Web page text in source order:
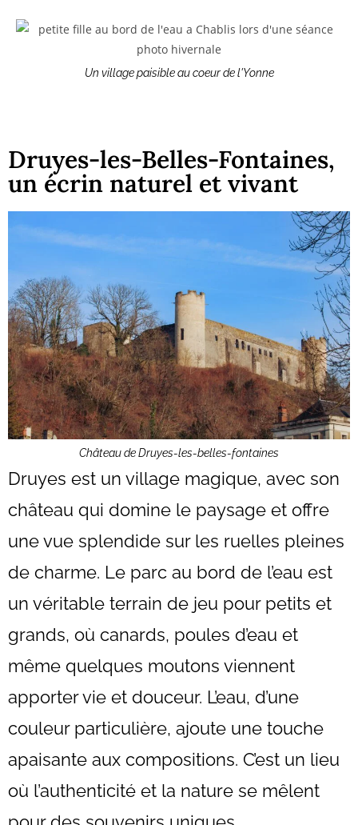
Un village paisible au coeur de l'Yonne
Druyes-les-Belles-Fontaines,
un écrin naturel et vivant
Château de Druyes-les-belles-fontaines
Druyes est un village magique, avec son
château qui domine le paysage et offre
une vue splendide sur les ruelles pleines
de charme. Le parc au bord de l’eau est
un véritable terrain de jeu pour petits et
grands, où canards, poules d’eau et
même quelques moutons viennent
apporter vie et douceur. L’eau, d’une
couleur particulière, ajoute une touche
apaisante aux compositions. C’est un lieu
où l’authenticité et la nature se mêlent